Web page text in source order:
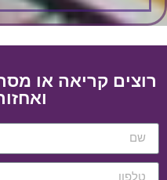
רוצים קריאה או